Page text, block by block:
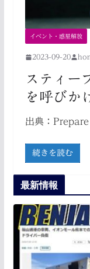
イベント・惑星解放
2023-09-20
スティー
を呼びか
出典：
続きを読む
最新情報